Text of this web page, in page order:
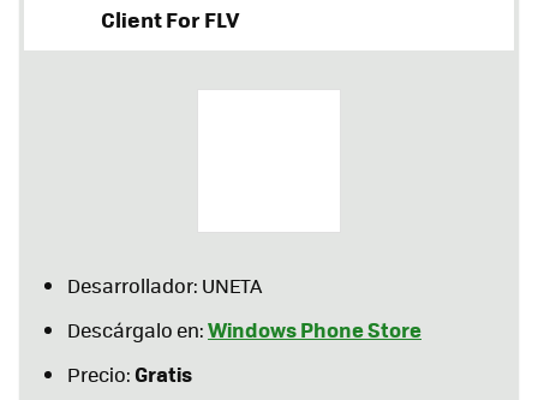
Client For FLV
Desarrollador: UNETA
Descárgalo en:Windows Phone Store
Precio:Gratis